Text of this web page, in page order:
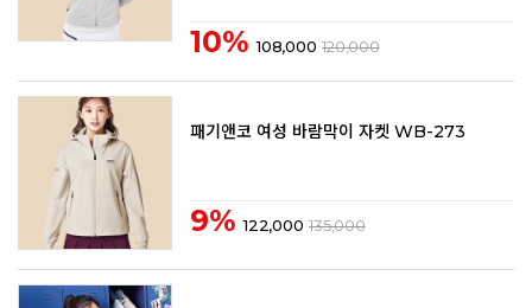
10% 108,000 120,000
패기앤코 여성 바람막이 자켓 WB-273
9% 122,000 135,000